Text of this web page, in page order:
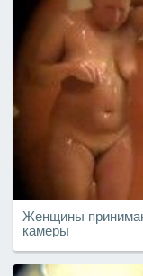
Женщины
камеры